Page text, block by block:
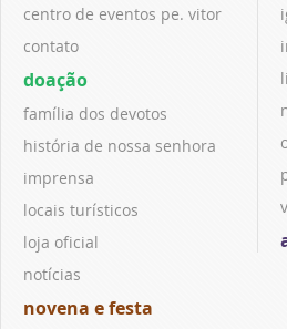
centro de eventos pe. vitor
contato
doação
família dos devotos
história de nossa senhora
imprensa
locais turísticos
loja oficial
notícias
novena e festa